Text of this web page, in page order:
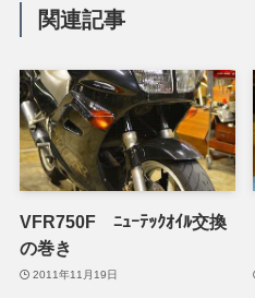
関連記事
VFR750F ﾆｭｰﾃｯｸｵｲﾙ交換
の巻き
2011年11月19日